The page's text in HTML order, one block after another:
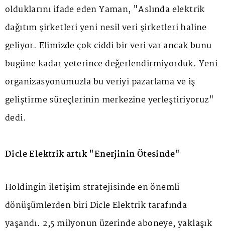
olduklarını ifade eden Yaman, "Aslında elektrik
dağıtım şirketleri yeni nesil veri şirketleri haline
geliyor. Elimizde çok ciddi bir veri var ancak bunu
bugüne kadar yeterince değerlendirmiyorduk. Yeni
organizasyonumuzla bu veriyi pazarlama ve iş
geliştirme süreçlerinin merkezine yerleştiriyoruz"
dedi.
Dicle Elektrik artık "Enerjinin Ötesinde"
Holdingin iletişim stratejisinde en önemli
dönüşümlerden biri Dicle Elektrik tarafında
yaşandı. 2,5 milyonun üzerinde aboneye, yaklaşık